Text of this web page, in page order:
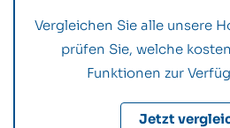
Vergleichen Sie alle unsere
prüfen Sie, welche
Funktionen zur
Jetzt